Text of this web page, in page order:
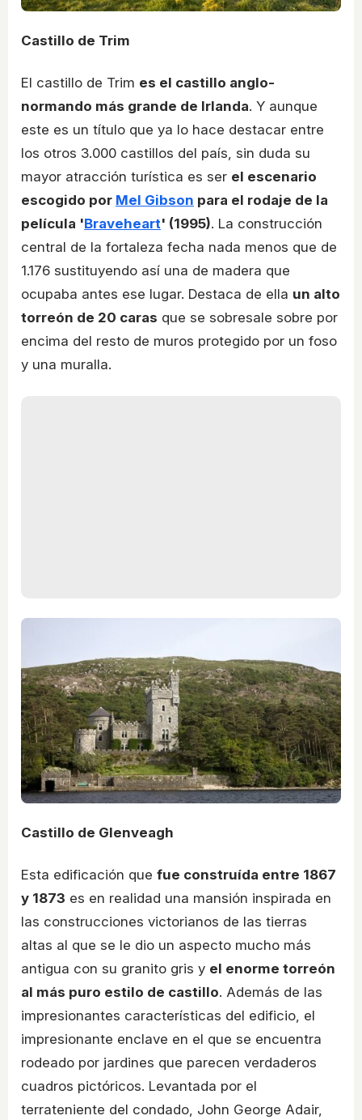
Castillo de Trim
El castillo de Trim es el castillo anglo-
normando más grande de Irlanda. Y aunque
este es un título que ya lo hace destacar entre
los otros 3.000 castillos del país, sin duda su
mayor atracción turística es ser el escenario
escogido por Mel Gibson para el rodaje de la
película 'Braveheart' (1995). La construcción
central de la fortaleza fecha nada menos que de
1.176 sustituyendo así una de madera que
ocupaba antes ese lugar. Destaca de ella un alto
torreón de 20 caras que se sobresale sobre por
encima del resto de muros protegido por un foso
y una muralla.
Castillo de Glenveagh
Esta edificación que fue construída entre 1867
y 1873 es en realidad una mansión inspirada en
las construcciones victorianos de las tierras
altas al que se le dio un aspecto mucho más
antigua con su granito gris y el enorme torreón
al más puro estilo de castillo. Además de las
impresionantes características del edificio, el
impresionante enclave en el que se encuentra
rodeado por jardines que parecen verdaderos
cuadros pictóricos. Levantada por el
terrateniente del condado, John George Adair,